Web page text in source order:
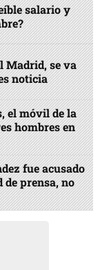
salario y
Madrid, se va
noticia
el móvil de la
hombres en
fue acusado
prensa, no